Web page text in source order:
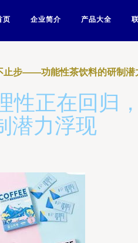
页 企业简介 产品大全
止步——功能性茶饮料的研制潜
性正在回归
潜力浮现